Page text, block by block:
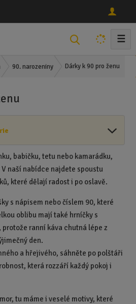
h
☰
90. narozeniny Dárky k 90 pro ženu
babičku, tetu nebo kamarádku,
naší nabídce najdete spoustu
které dělají radost i po oslavě.
s nápisem nebo číslem 90, které
oblibu mají také hrníčky s
ranní káva chutná lépe z
den.
a hřejivého, sáhněte po polštáři
která rozzáří každý pokoj i
tu máme i veselé motivy, které